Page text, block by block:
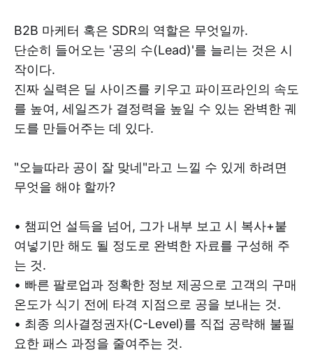
B2B 마케터 혹은 SDR의 역할은 무엇일까.
단순히 들어오는 '공의 수(Lead)'를 늘리는 것은 시
작이다.
진짜 실력은 딜 사이즈를 키우고 파이프라인의 속도
를 높여, 세일즈가 결정력을 높일 수 있는 완벽한 궤
도를 만들어주는 데 있다.
"오늘따라 공이 잘 맞네"라고 느낄 수 있게 하려면
무엇을 해야 할까?
• 챔피언 설득을 넘어, 그가 내부 보고 시 복사+붙
여넣기만 해도 될 정도로 완벽한 자료를 구성해 주
는 것.
• 빠른 팔로업과 정확한 정보 제공으로 고객의 구매
온도가 식기 전에 타격 지점으로 공을 보내는 것.
• 최종 의사결정권자(C-Level)를 직접 공략해 불필
요한 패스 과정을 줄여주는 것.